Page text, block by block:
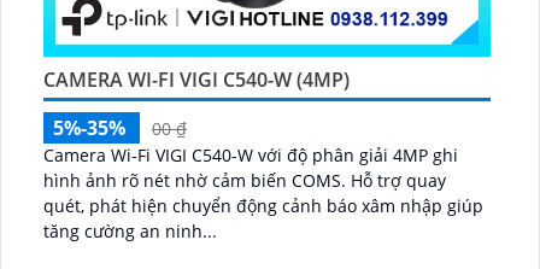
CAMERA WI-FI VIGI C540-W (4MP)
5%-35%
00 ₫
Camera Wi-Fi VIGI C540-W với độ phân giải 4MP ghi
hình ảnh rõ nét nhờ cảm biến COMS. Hỗ trợ quay
quét, phát hiện chuyển động cảnh báo xâm nhập giúp
tăng cường an ninh...